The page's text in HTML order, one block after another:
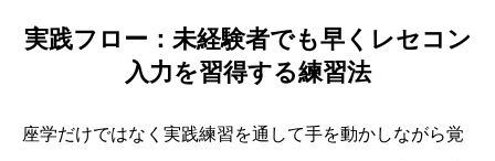
実践フロー：未経験者でも早くレセコン
入力を習得する練習法
座学だけではなく実践練習を通して手を動かしながら覚